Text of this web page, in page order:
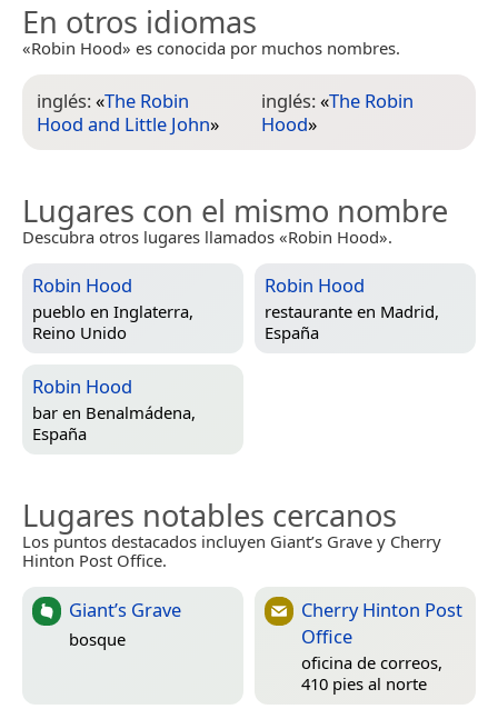
En otros idiomas
«Robin Hood» es conocida por muchos nombres.
inglés:«The Robin
Hood and Little John»
inglés:«The Robin
Hood»
Lugares con el mismo nombre
Descubra otros lugares llamados «Robin Hood».
Robin Hood
pueblo en Inglaterra,
Reino Unido
Robin Hood
restaurante en Madrid,
España
Robin Hood
bar en Benalmádena,
España
Lugares notables cercanos
Los puntos destacados incluyen Giant’s Grave y Cherry
Hinton Post Office.
Giant’s Grave
bosque
Cherry Hinton Post
Office
oficina de correos,
410 pies al norte